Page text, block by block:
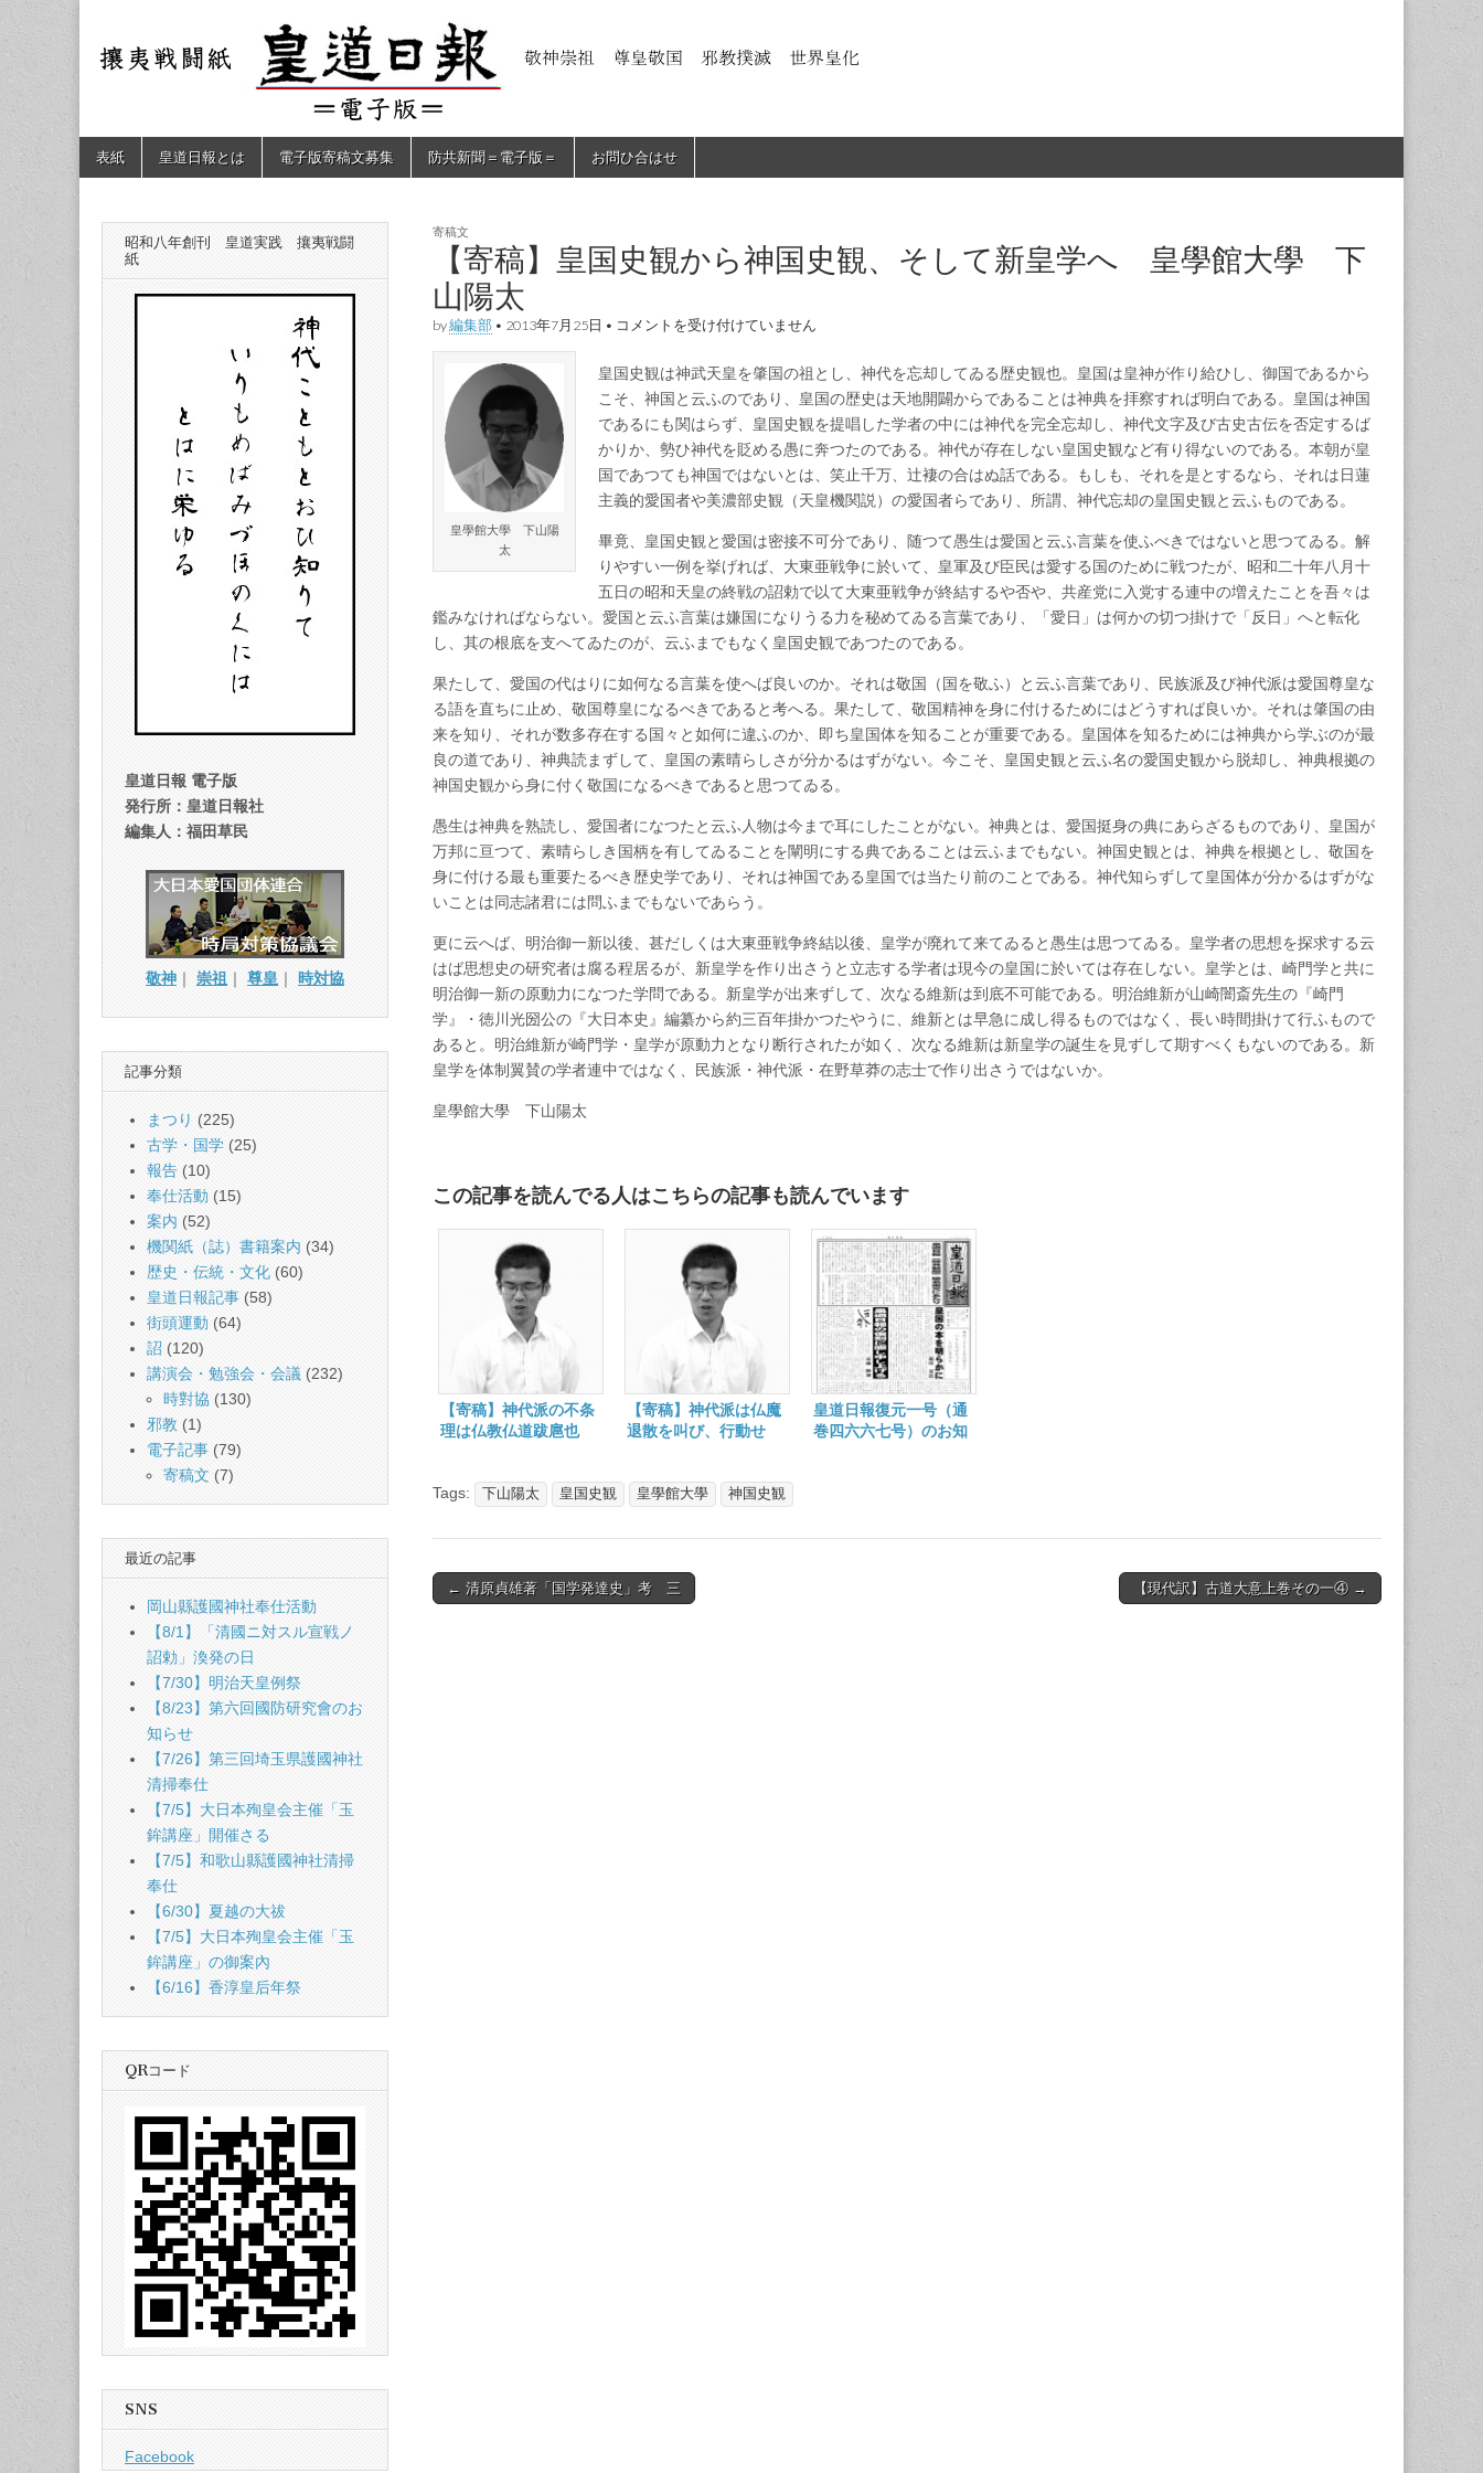
皇道
（防
共新
聞）
敬神
｜崇
祖｜
年創
刊
皇道
践
攘夷
戦闘
Main
menu
Skip
表紙 皇道日報とは 電子版寄稿文募集 防共新聞＝電子版＝ お問ひ合はせ
寄稿文
【寄稿】皇国史観から神国史観、そして新皇学へ 皇學館大學 下
山陽太
by編集部 • 2013年7月25日 • 【寄
国
史
観
か
ら
神
国
史
そ
し
て
新
皇
学
へ
學
館
大
學
下
山
陽
は
コメントを受け付けていません
皇學館大學 下山陽
太
皇国史観は神武天皇を肇国の祖とし、神代を忘却してゐる歴史観也。皇国は皇神が作り給ひし、御国であるから
こそ、神国と云ふのであり、皇国の歴史は天地開闢からであることは神典を拝察すれば明白である。皇国は神国
であるにも関はらず、皇国史観を提唱した学者の中には神代を完全忘却し、神代文字及び古史古伝を否定するば
かりか、勢ひ神代を貶める愚に奔つたのである。神代が存在しない皇国史観など有り得ないのである。本朝が皇
国であつても神国ではないとは、笑止千万、辻褄の合はぬ話である。もしも、それを是とするなら、それは日蓮
主義的愛国者や美濃部史観（天皇機関説）の愛国者らであり、所謂、神代忘却の皇国史観と云ふものである。
畢竟、皇国史観と愛国は密接不可分であり、随つて愚生は愛国と云ふ言葉を使ふべきではないと思つてゐる。解
りやすい一例を挙げれば、大東亜戦争に於いて、皇軍及び臣民は愛する国のために戦つたが、昭和二十年八月十
五日の昭和天皇の終戦の詔勅で以て大東亜戦争が終結するや否や、共産党に入党する連中の増えたことを吾々は
鑑みなければならない。愛国と云ふ言葉は嫌国になりうる力を秘めてゐる言葉であり、「愛日」は何かの切つ掛けで「反日」へと転化
し、其の根底を支へてゐたのが、云ふまでもなく皇国史観であつたのである。
果たして、愛国の代はりに如何なる言葉を使へば良いのか。それは敬国（国を敬ふ）と云ふ言葉であり、民族派及び神代派は愛国尊皇な
る語を直ちに止め、敬国尊皇になるべきであると考へる。果たして、敬国精神を身に付けるためにはどうすれば良いか。それは肇国の由
来を知り、それが数多存在する国々と如何に違ふのか、即ち皇国体を知ることが重要である。皇国体を知るためには神典から学ぶのが最
良の道であり、神典読まずして、皇国の素晴らしさが分かるはずがない。今こそ、皇国史観と云ふ名の愛国史観から脱却し、神典根拠の
神国史観から身に付く敬国になるべきであると思つてゐる。
愚生は神典を熟読し、愛国者になつたと云ふ人物は今まで耳にしたことがない。神典とは、愛国挺身の典にあらざるものであり、皇国が
万邦に亘つて、素晴らしき国柄を有してゐることを闡明にする典であることは云ふまでもない。神国史観とは、神典を根拠とし、敬国を
身に付ける最も重要たるべき歴史学であり、それは神国である皇国では当たり前のことである。神代知らずして皇国体が分かるはずがな
いことは同志諸君には問ふまでもないであらう。
更に云へば、明治御一新以後、甚だしくは大東亜戦争終結以後、皇学が廃れて来てゐると愚生は思つてゐる。皇学者の思想を探求する云
はば思想史の研究者は腐る程居るが、新皇学を作り出さうと立志する学者は現今の皇国に於いては存在しない。皇学とは、崎門学と共に
明治御一新の原動力になつた学問である。新皇学が出来ずして、次なる維新は到底不可能である。明治維新が山崎闇斎先生の『崎門
学』・徳川光圀公の『大日本史』編纂から約三百年掛かつたやうに、維新とは早急に成し得るものではなく、長い時間掛けて行ふもので
あると。明治維新が崎門学・皇学が原動力となり断行されたが如く、次なる維新は新皇学の誕生を見ずして期すべくもないのである。新
皇学を体制翼賛の学者連中ではなく、民族派・神代派・在野草莽の志士で作り出さうではないか。
皇學館大學 下山陽太
この記事を読んでる人はこちらの記事も読んでいます
【寄稿】神代派の不条
理は仏教仏道跋扈也
【寄稿】神代派は仏魔
退散を叫び、行動せ
皇道日報復元一号（通
巻四六六七号）のお知
Tags: 下山陽太 皇国史観 皇學館大學 神国史観
Post
← 清原貞雄著「国学発達史」考 三 【現代訳】古道大意上巻その一④ →
昭和八年創刊 皇道実践 攘夷戦闘
紙
皇道日報 電子版
発行所：皇道日報社
編集人：福田草民
敬神 ｜ 崇祖 ｜ 尊皇 ｜ 時対協
記事分類
まつり (225)
古学・国学 (25)
報告 (10)
奉仕活動 (15)
案内 (52)
機関紙（誌）書籍案内 (34)
歴史・伝統・文化 (60)
皇道日報記事 (58)
街頭運動 (64)
詔 (120)
講演会・勉強会・会議 (232)
時對協 (130)
邪教 (1)
電子記事 (79)
寄稿文 (7)
最近の記事
岡山縣護國神社奉仕活動
【8/1】「清國ニ対スル宣戦ノ
詔勅」渙発の日
【7/30】明治天皇例祭
【8/23】第六回國防研究會のお
知らせ
【7/26】第三回埼玉県護國神社
清掃奉仕
【7/5】大日本殉皇会主催「玉
鉾講座」開催さる
【7/5】和歌山縣護國神社清掃
奉仕
【6/30】夏越の大祓
【7/5】大日本殉皇会主催「玉
鉾講座」の御案內
【6/16】香淳皇后年祭
QRコード
SNS
Facebook